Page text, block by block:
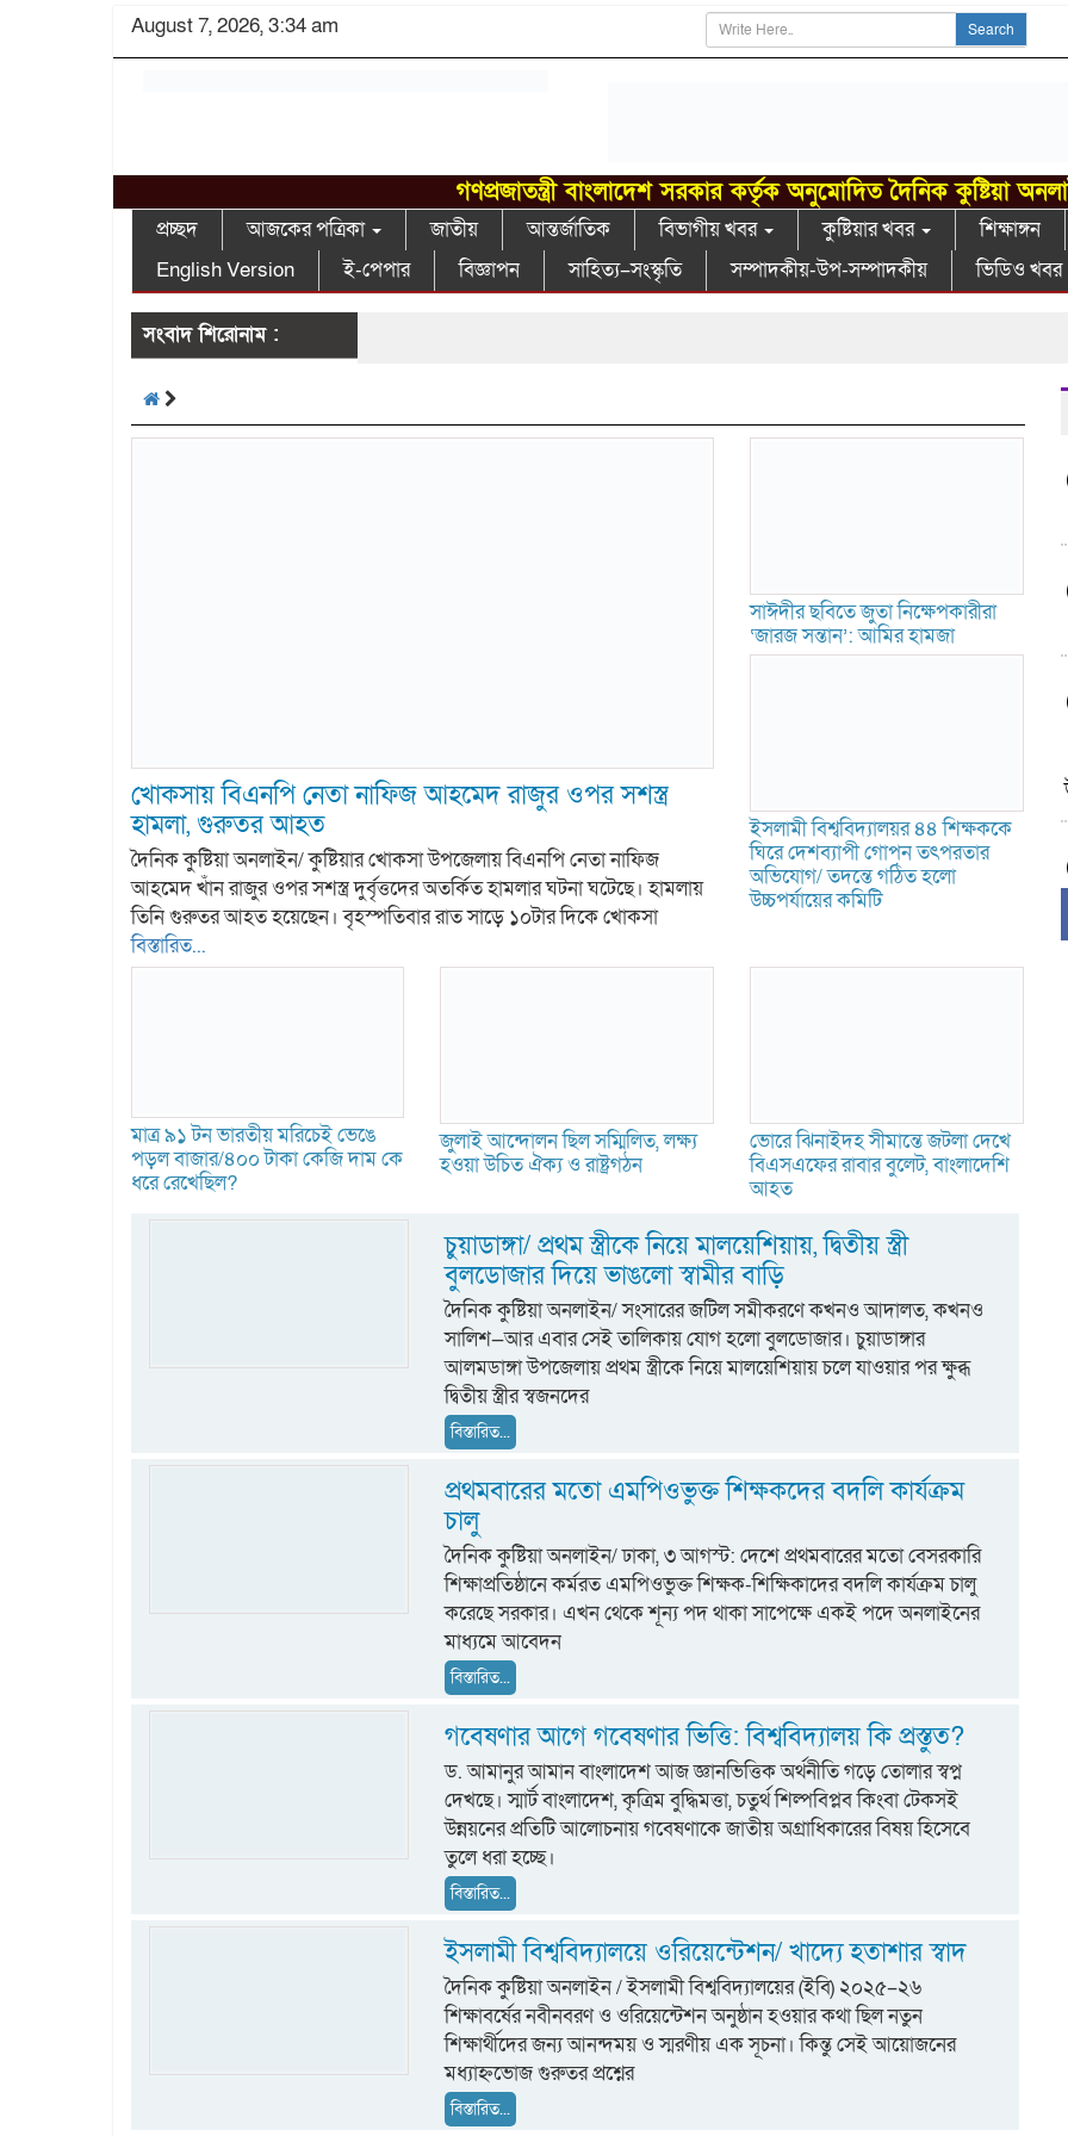
August 7, 2026, 3:34 am Search
গণপ্রজাতন্ত্রী বাংলাদেশ সরকার কর্তৃক অনুমোদিত দৈনিক কুষ্টিয়া
প্রচ্ছদ আজকের পত্রিকা জাতীয় আন্তর্জাতিক বিভাগীয় খবর কুষ্টিয়ার খবর শিক্ষাঙ্গন
English Version
ই-পেপার বিজ্ঞাপন সাহিত্য–সংস্কৃতি সম্পাদকীয়-উপ-সম্পাদকীয় ভিডিও খবর
সংবাদ শিরোনাম :
খোকসায় বিএনপি নেতা নাফিজ আহমেদ রাজুর ওপর সশস্ত্র
হামলা, গুরুতর আহত
দৈনিক কুষ্টিয়া অনলাইন/ কুষ্টিয়ার খোকসা উপজেলায় বিএনপি নেতা নাফিজ
আহমেদ খাঁন রাজুর ওপর সশস্ত্র দুর্বৃত্তদের অতর্কিত হামলার ঘটনা ঘটেছে। হামলায়
তিনি গুরুতর আহত হয়েছেন। বৃহস্পতিবার রাত সাড়ে ১০টার দিকে খোকসা
বিস্তারিত...
সাঈদীর ছবিতে জুতা নিক্ষেপকারীরা
‘জারজ সন্তান’: আমির হামজা
ইসলামী বিশ্ববিদ্যালয়র ৪৪ শিক্ষককে
ঘিরে দেশব্যাপী গোপন তৎপরতার
অভিযোগ/ তদন্তে গঠিত হলো
উচ্চপর্যায়ের কমিটি
মাত্র ৯১ টন ভারতীয় মরিচেই ভেঙে
পড়ল বাজার/৪০০ টাকা কেজি দাম কে
ধরে রেখেছিল?
জুলাই আন্দোলন ছিল সম্মিলিত, লক্ষ্য
হওয়া উচিত ঐক্য ও রাষ্ট্রগঠন
ভোরে ঝিনাইদহ সীমান্তে জটলা দেখে
বিএসএফের রাবার বুলেট, বাংলাদেশি
আহত
চুয়াডাঙ্গা/ প্রথম স্ত্রীকে নিয়ে মালয়েশিয়ায়, দ্বিতীয় স্ত্রী
বুলডোজার দিয়ে ভাঙলো স্বামীর বাড়ি
দৈনিক কুষ্টিয়া অনলাইন/ সংসারের জটিল সমীকরণে কখনও আদালত, কখনও
সালিশ—আর এবার সেই তালিকায় যোগ হলো বুলডোজার। চুয়াডাঙ্গার
আলমডাঙ্গা উপজেলায় প্রথম স্ত্রীকে নিয়ে মালয়েশিয়ায় চলে যাওয়ার পর ক্ষুব্ধ
দ্বিতীয় স্ত্রীর স্বজনদের
বিস্তারিত...
প্রথমবারের মতো এমপিওভুক্ত শিক্ষকদের বদলি কার্যক্রম
চালু
দৈনিক কুষ্টিয়া অনলাইন/ ঢাকা, ৩ আগস্ট: দেশে প্রথমবারের মতো বেসরকারি
শিক্ষাপ্রতিষ্ঠানে কর্মরত এমপিওভুক্ত শিক্ষক-শিক্ষিকাদের বদলি কার্যক্রম চালু
করেছে সরকার। এখন থেকে শূন্য পদ থাকা সাপেক্ষে একই পদে অনলাইনের
মাধ্যমে আবেদন
বিস্তারিত...
গবেষণার আগে গবেষণার ভিত্তি: বিশ্ববিদ্যালয় কি প্রস্তুত?
ড. আমানুর আমান বাংলাদেশ আজ জ্ঞানভিত্তিক অর্থনীতি গড়ে তোলার স্বপ্ন
দেখছে। স্মার্ট বাংলাদেশ, কৃত্রিম বুদ্ধিমত্তা, চতুর্থ শিল্পবিপ্লব কিংবা টেকসই
উন্নয়নের প্রতিটি আলোচনায় গবেষণাকে জাতীয় অগ্রাধিকারের বিষয় হিসেবে
তুলে ধরা হচ্ছে।
বিস্তারিত...
ইসলামী বিশ্ববিদ্যালয়ে ওরিয়েন্টেশন/ খাদ্যে হতাশার স্বাদ
দৈনিক কুষ্টিয়া অনলাইন / ইসলামী বিশ্ববিদ্যালয়ের (ইবি) ২০২৫–২৬
শিক্ষাবর্ষের নবীনবরণ ও ওরিয়েন্টেশন অনুষ্ঠান হওয়ার কথা ছিল নতুন
শিক্ষার্থীদের জন্য আনন্দময় ও স্মরণীয় এক সূচনা। কিন্তু সেই আয়োজনের
মধ্যাহ্নভোজ গুরুতর প্রশ্নের
বিস্তারিত...